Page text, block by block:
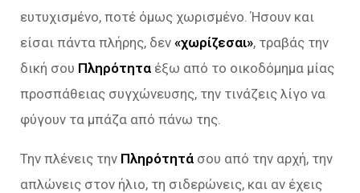
ευτυχισμένο, ποτέ όμως χωρισμένο. Ήσουν και
είσαι πάντα πλήρης, δεν «χωρίζεσαι», τραβάς την
δική σου Πληρότητα έξω από το οικοδόμημα μίας
προσπάθειας συγχώνευσης, την τινάζεις λίγο να
φύγουν τα μπάζα από πάνω της.
Την πλένεις την Πληρότητά σου από την αρχή, την
απλώνεις στον ήλιο, τη σιδερώνεις, και αν έχεις